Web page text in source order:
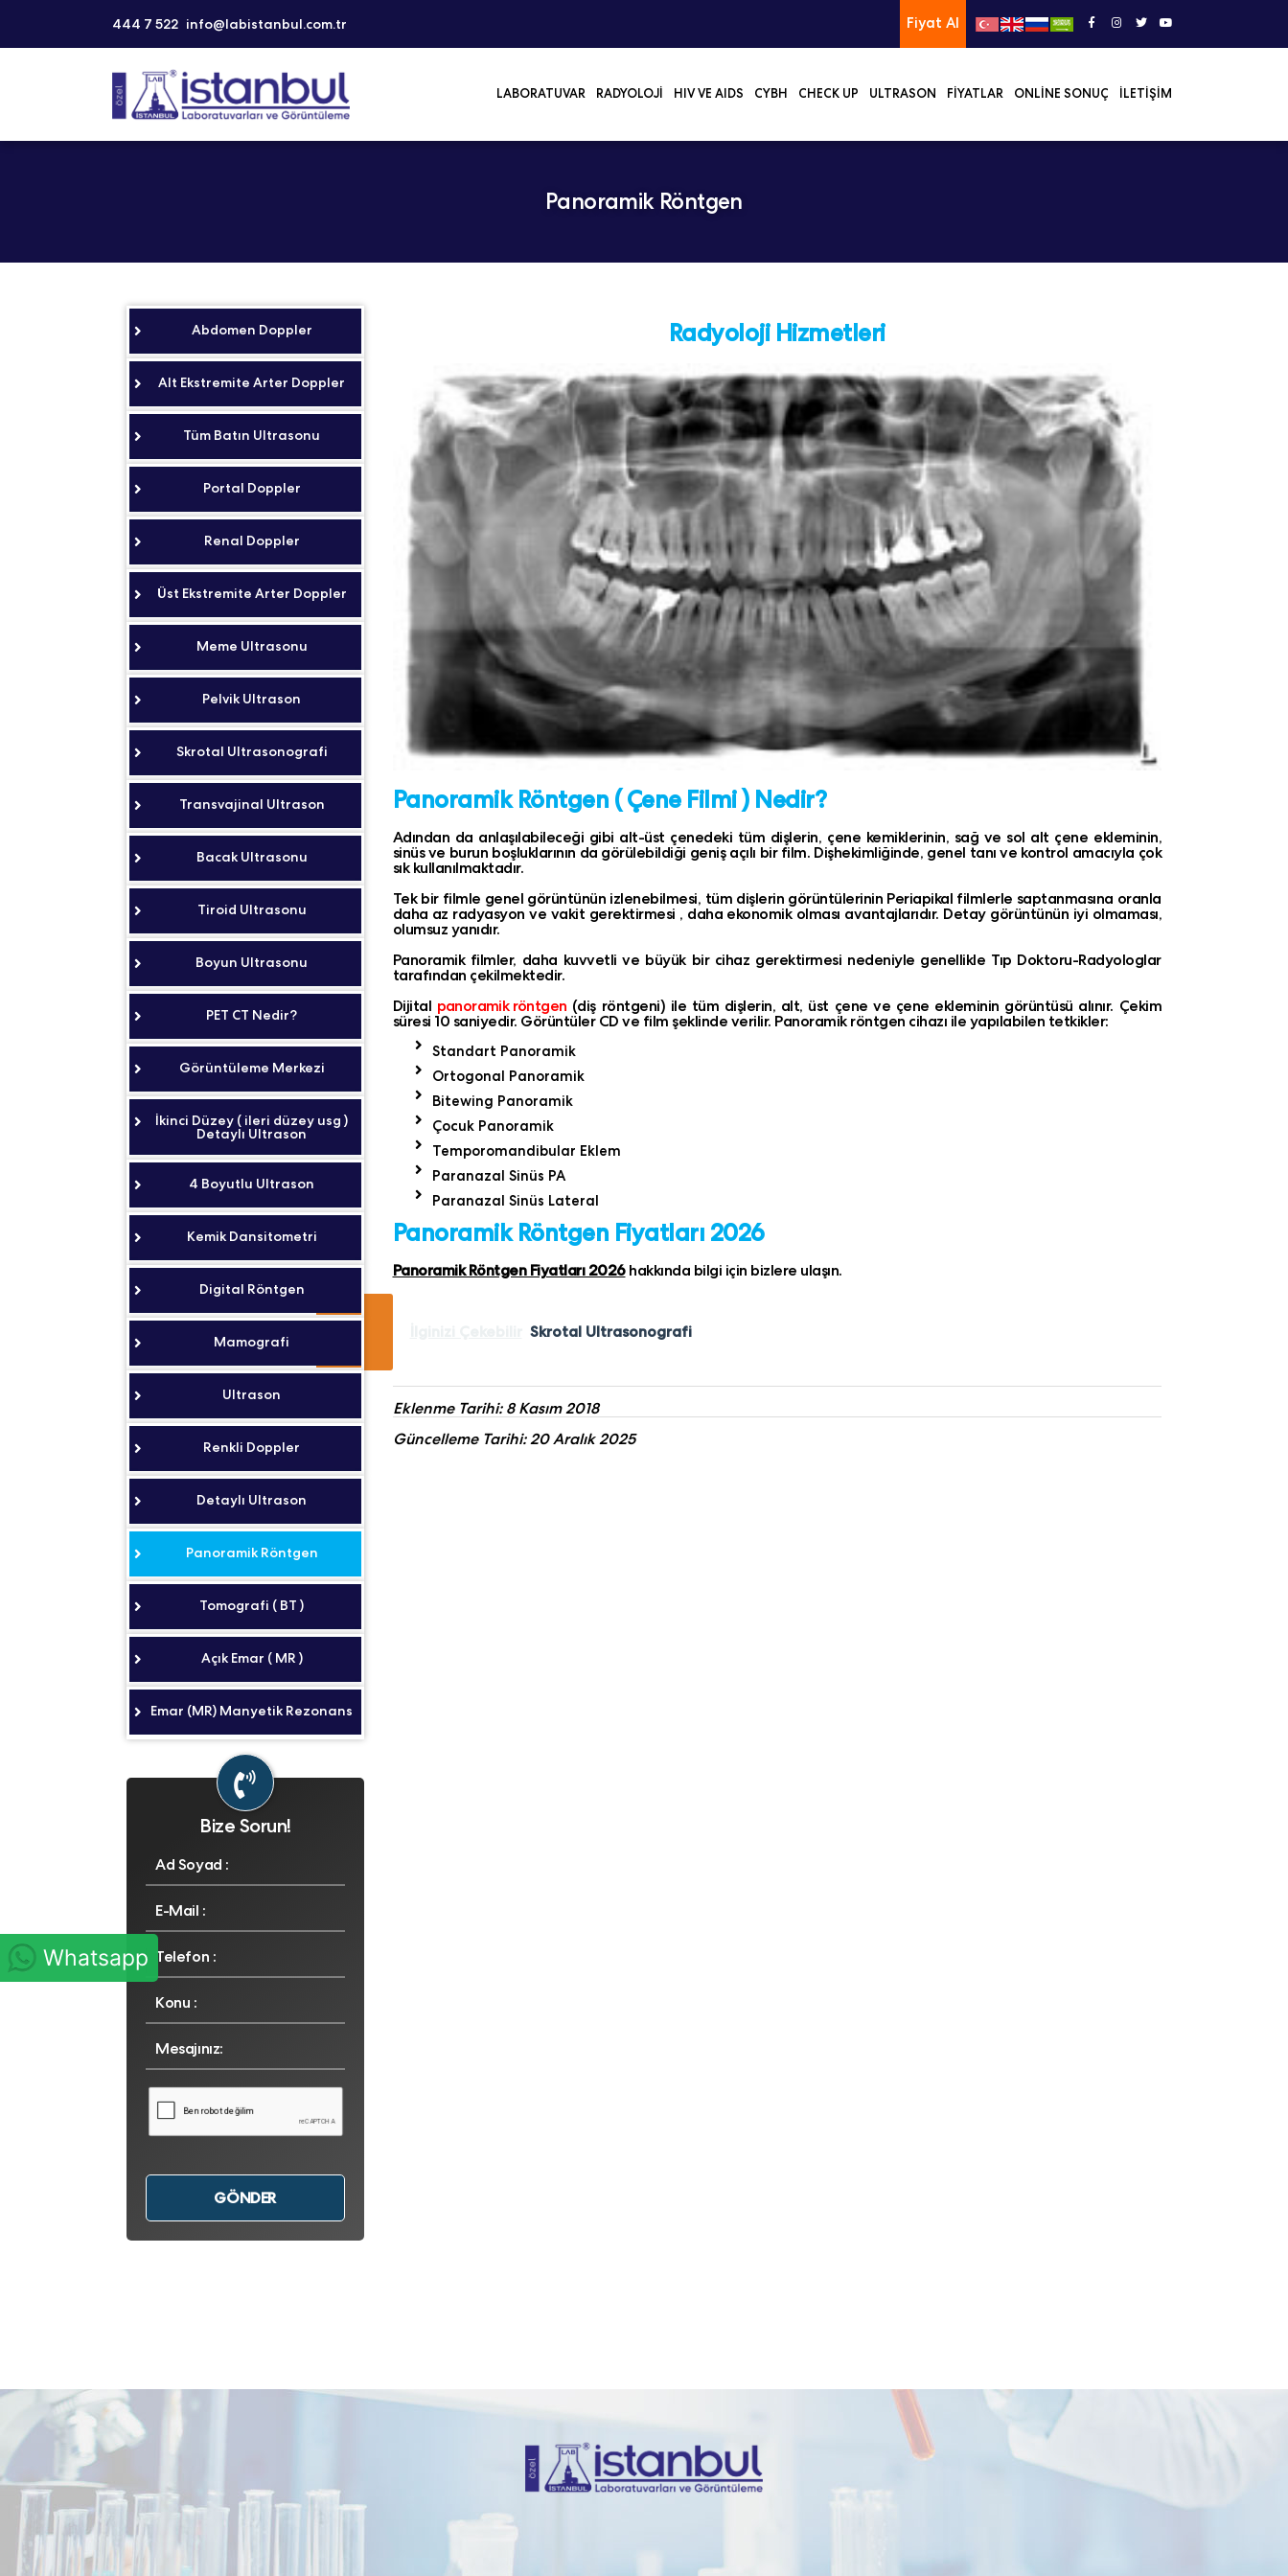
Whatsapp
444 7 522 info@labistanbul.com.tr Fiyat Al
LABORATUVAR RADYOLOJI HIV VE AIDS CYBH CHECK UP ULTRASON FIYATLAR ONLINE SONUÇ İLETIŞIM
Panoramik Röntgen
Radyoloji Hizmetleri
Panoramik Röntgen ( Çene Filmi ) Nedir?
Adından da anlaşılabileceği gibi alt-üst çenedeki tüm dişlerin, çene kemiklerinin, sağ ve sol alt çene ekleminin,
sinüs ve burun boşluklarının da görülebildiği geniş açılı bir film. Dişhekimliğinde, genel tanı ve kontrol amacıyla çok
sık kullanılmaktadır.
Tek bir filmle genel görüntünün izlenebilmesi, tüm dişlerin görüntülerinin Periapikal filmlerle saptanmasına oranla
daha az radyasyon ve vakit gerektirmesi , daha ekonomik olması avantajlarıdır. Detay görüntünün iyi olmaması,
olumsuz yanıdır.
Panoramik filmler, daha kuvvetli ve büyük bir cihaz gerektirmesi nedeniyle genellikle Tıp Doktoru-Radyologlar
tarafından çekilmektedir.
Dijital panoramik röntgen (diş röntgeni) ile tüm dişlerin, alt, üst çene ve çene ekleminin görüntüsü alınır. Çekim
süresi 10 saniyedir. Görüntüler CD ve film şeklinde verilir. Panoramik röntgen cihazı ile yapılabilen tetkikler:
Standart Panoramik
Ortogonal Panoramik
Bitewing Panoramik
Çocuk Panoramik
Temporomandibular Eklem
Paranazal Sinüs PA
Paranazal Sinüs Lateral
Panoramik Röntgen Fiyatları 2026
Panoramik Röntgen Fiyatları 2026hakkında bilgi için bizlere ulaşın.
Skrotal Ultrasonografi
Eklenme Tarihi: 8 Kasım 2018
Güncelleme Tarihi: 20 Aralık 2025
Abdomen Doppler
Alt Ekstremite Arter Doppler
Tüm Batın Ultrasonu
Portal Doppler
Renal Doppler
Üst Ekstremite Arter Doppler
Meme Ultrasonu
Pelvik Ultrason
Skrotal Ultrasonografi
Transvajinal Ultrason
Bacak Ultrasonu
Tiroid Ultrasonu
Boyun Ultrasonu
PET CT Nedir?
Görüntüleme Merkezi
İkinci Düzey ( ileri düzey usg )
Detaylı Ultrason
4 Boyutlu Ultrason
Kemik Dansitometri
Digital Röntgen
Mamografi
Ultrason
Renkli Doppler
Detaylı Ultrason
Panoramik Röntgen
Tomografi ( BT )
Açık Emar ( MR )
Emar (MR) Manyetik Rezonans
Bize Sorun!